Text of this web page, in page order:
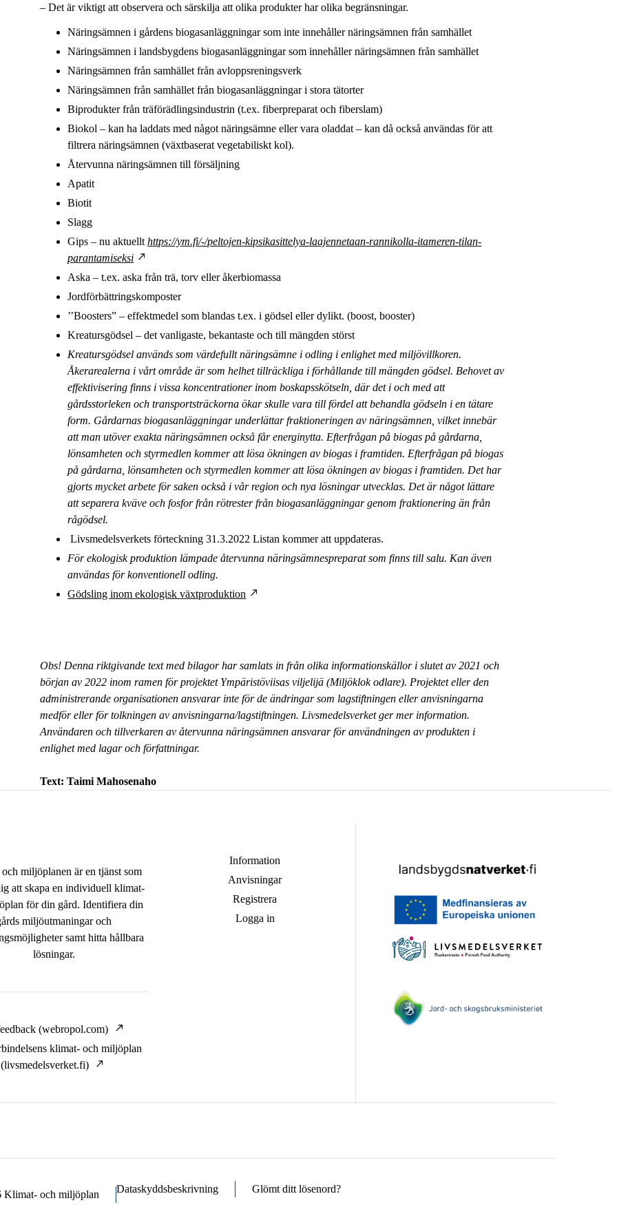
– Det är viktigt att observera och särskilja att olika produkter har olika begränsningar.
Näringsämnen i gårdens biogasanläggningar som inte innehåller näringsämnen från samhället
Näringsämnen i landsbygdens biogasanläggningar som innehåller näringsämnen från samhället
Näringsämnen från samhället från avloppsreningsverk
Näringsämnen från samhället från biogasanläggningar i stora tätorter
Biprodukter från träförädlingsindustrin (t.ex. fiberpreparat och fiberslam)
Biokol – kan ha laddats med något näringsämne eller vara oladdat – kan då också användas för att
filtrera näringsämnen (växtbaserat vegetabiliskt kol).
Återvunna näringsämnen till försäljning
Apatit
Biotit
Slagg
Gips – nu aktuellthttps://ym.fi/-/peltojen-kipsikasittelya-laajennetaan-rannikolla-itameren-tilan-
parantamiseksi
Aska – t.ex. aska från trä, torv eller åkerbiomassa
Jordförbättringskomposter
’’Boosters” – effektmedel som blandas t.ex. i gödsel eller dylikt. (boost, booster)
Kreatursgödsel – det vanligaste, bekantaste och till mängden störst
Kreatursgödsel används som värdefullt näringsämne i odling i enlighet med miljövillkoren.
Åkerarealerna i vårt område är som helhet tillräckliga i förhållande till mängden gödsel. Behovet av
effektivisering finns i vissa koncentrationer inom boskapsskötseln, där det i och med att
gårdsstorleken och transportsträckorna ökar skulle vara till fördel att behandla gödseln i en tätare
form. Gårdarnas biogasanläggningar underlättar fraktioneringen av näringsämnen, vilket innebär
att man utöver exakta näringsämnen också får energinytta. Efterfrågan på biogas på gårdarna,
lönsamheten och styrmedlen kommer att lösa ökningen av biogas i framtiden. Efterfrågan på biogas
på gårdarna, lönsamheten och styrmedlen kommer att lösa ökningen av biogas i framtiden. Det har
gjorts mycket arbete för saken också i vår region och nya lösningar utvecklas. Det är något lättare
att separera kväve och fosfor från rötrester från biogasanläggningar genom fraktionering än från
rågödsel.
Livsmedelsverkets förteckning 31.3.2022 Listan kommer att uppdateras.
För ekologisk produktion lämpade återvunna näringsämnespreparat som finns till salu. Kan även
användas för konventionell odling.
Gödsling inom ekologisk växtproduktion
Obs! Denna riktgivande text med bilagor har samlats in från olika informationskällor i slutet av 2021 och
början av 2022 inom ramen för projektet Ympäristöviisas viljelijä (Miljöklok odlare). Projektet eller den
administrerande organisationen ansvarar inte för de ändringar som lagstiftningen eller anvisningarna
medför eller för tolkningen av anvisningarna/lagstiftningen. Livsmedelsverket ger mer information.
Användaren och tillverkaren av återvunna näringsämnen ansvarar för användningen av produkten i
enlighet med lagar och författningar.
Text: Taimi Mahosenaho
miljöplanen är en tjänst som
att skapa en individuell klimat-
för din gård. Identifiera din
miljöutmaningar och
samt hitta hållbara
lösningar.
(webropol.com)
klimat- och miljöplan
(livsmedelsverket.fi)
Information
Anvisningar
Registrera
Logga in
Klimat- och miljöplan Dataskyddsbeskrivning Glömt ditt lösenord?